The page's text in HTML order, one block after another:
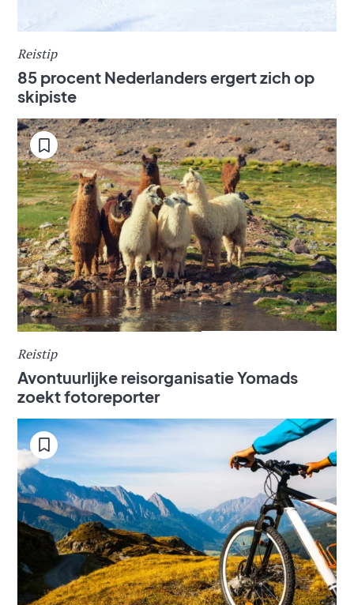
Reistip
85 procent Nederlanders ergert zich op
skipiste
Reistip
Avontuurlijke reisorganisatie Yomads
zoekt fotoreporter